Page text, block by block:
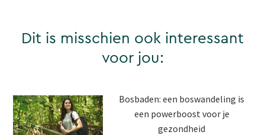
Dit is misschien ook interessant
voor jou:
Bosbaden: een boswandeling is
een powerboost voor je
gezondheid